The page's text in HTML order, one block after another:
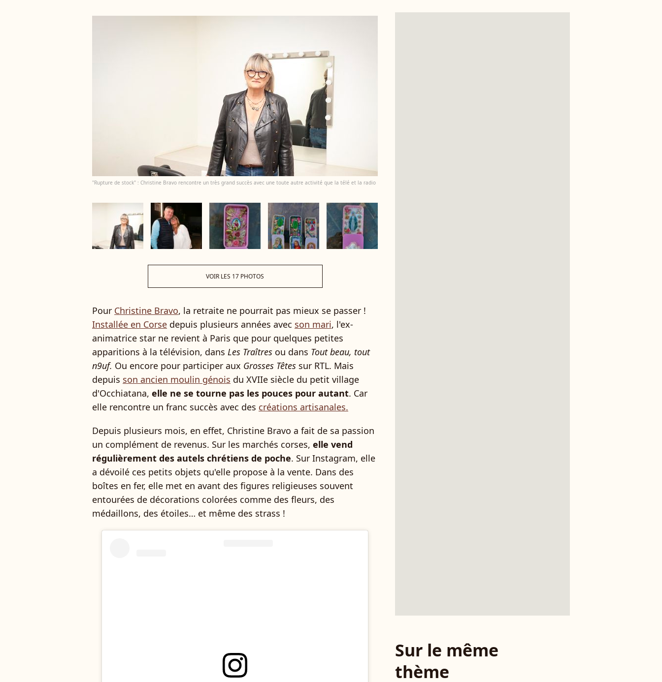
"Rupture de stock" : Christine Bravo rencontre un très grand succès avec une toute autre activité que la télé et la radio
VOIR LES 17 PHOTOS
Pour Christine Bravo, la retraite ne pourrait pas mieux se passer !
Installée en Corse depuis plusieurs années avec son mari, l'ex-
animatrice star ne revient à Paris que pour quelques petites
apparitions à la télévision, dans Les Traîtres ou dans Tout beau, tout
n9uf. Ou encore pour participer aux Grosses Têtes sur RTL. Mais
depuis son ancien moulin génois du XVIIe siècle du petit village
d'Occhiatana, elle ne se tourne pas les pouces pour autant. Car
elle rencontre un franc succès avec des créations artisanales.
Depuis plusieurs mois, en effet, Christine Bravo a fait de sa passion
un complément de revenus. Sur les marchés corses, elle vend
régulièrement des autels chrétiens de poche. Sur Instagram, elle
a dévoilé ces petits objets qu'elle propose à la vente. Dans des
boîtes en fer, elle met en avant des figures religieuses souvent
entourées de décorations colorées comme des fleurs, des
médaillons, des étoiles… et même des strass !
Sur le même
thème